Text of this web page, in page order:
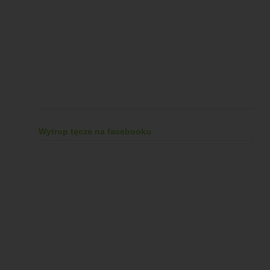
Wytrop tęcze na facebooku